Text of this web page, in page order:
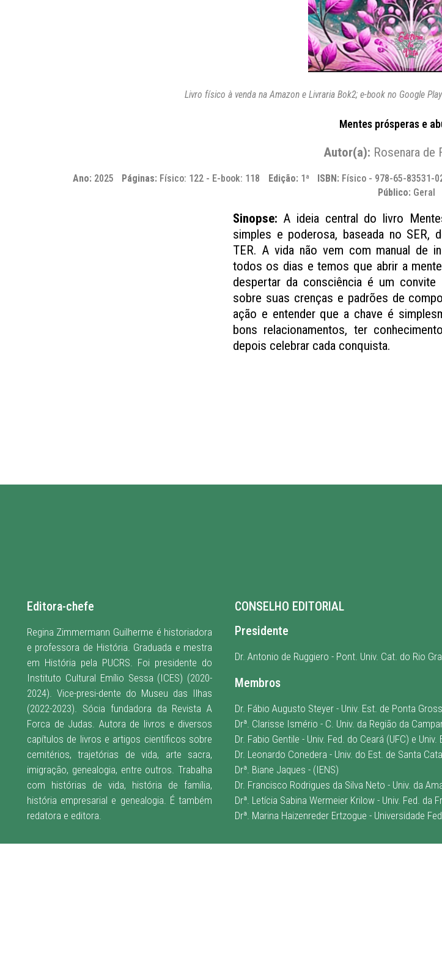
Livro físico à venda na Amazon e Livraria Bok2; e-book no Google
Mentes prósperas e
Autor(a): Rosenara de
Ano: 2025 Páginas: Físico: 122 - E-book: 118 Edição: 1ª ISBN: Físico - 978-65-83531-
Público: Geral
Sinopse: A ideia central do livro
simples e poderosa, baseada no SER,
TER. A vida não vem com manual de
todos os dias e temos que abrir a
despertar da consciência é um
sobre suas crenças e padrões de
ação e entender que a chave é
bons relacionamentos, ter
depois celebrar cada conquista.
Editora-chefe
Regina Zimmermann Guilherme é historiadora
e professora de História. Graduada e mestra
em História pela PUCRS. Foi presidente do
Instituto Cultural Emílio Sessa (ICES) (2020-
2024). Vice-presi-dente do Museu das Ilhas
(2022-2023). Sócia fundadora da Revista A
Forca de Judas. Autora de livros e diversos
capítulos de livros e artigos científicos sobre
cemitérios, trajetórias de vida, arte sacra,
imigração, genealogia, entre outros. Trabalha
com histórias de vida, história de família,
história empresarial e genealogia. É também
redatora e editora
CONSELHO EDITORIAL
Presidente
Dr. Antonio de Ruggiero - Pont. Univ. Cat. do Rio
Membros
Dr. Fábio Augusto Steyer - Univ. Est. de Ponta
Drª. Clarisse Ismério - C. Univ. da Região da
Dr. Fabio Gentile - Univ. Fed. do Ceará (UFC) e Univ.
Dr. Leonardo Conedera - Univ. do Est. de Santa
Drª. Biane Jaques - (IENS)
Dr. Francisco Rodrigues da Silva Neto - Univ. da
Drª. Letícia Sabina Wermeier Krilow - Univ. Fed. da
Drª. Marina Haizenreder Ertzogue - Universidade